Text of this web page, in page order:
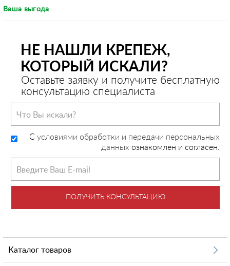
Ваша выгода
НЕ НАШЛИ КРЕПЕЖ,
КОТОРЫЙ ИСКАЛИ?
Оставьте заявку и получите бесплатную
консультацию специалиста
C условиями обработки и передачи персональных
данных ознакомлен и согласен.
ПОЛУЧИТЬ КОНСУЛЬТАЦИЮ
Каталог товаров